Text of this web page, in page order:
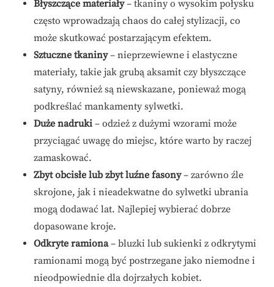
Błyszczące materiały– tkaniny o wysokim połysku
często wprowadzają chaos do całej stylizacji, co
może skutkować postarzającym efektem.
Sztuczne tkaniny– nieprzewiewne i elastyczne
materiały, takie jak grubą aksamit czy błyszczące
satyny, również są niewskazane, ponieważ mogą
podkreślać mankamenty sylwetki.
Duże nadruki – odzież z dużymi wzorami może
przyciągać uwagę do miejsc, które warto by raczej
zamaskować.
Zbyt obcisłe lub zbyt luźne fasony– zarówno źle
skrojone, jak i nieadekwatne do sylwetki ubrania
mogą dodawać lat. Najlepiej wybierać dobrze
dopasowane kroje.
Odkryte ramiona– bluzki lub sukienki z odkrytymi
ramionami mogą być postrzegane jako niemodne i
nieodpowiednie dla dojrzałych kobiet.